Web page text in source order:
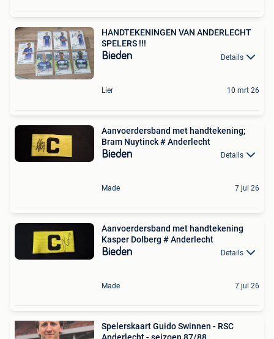
HANDTEKENINGEN VAN ANDERLECHT
SPELERS !!!
Bieden Details
Lier 10 mrt 26
Aanvoerdersband met handtekening;
Bram Nuytinck # Anderlecht
Bieden Details
Made 7 jul 26
Aanvoerdersband met handtekening
Kasper Dolberg # Anderlecht
Bieden Details
Made 7 jul 26
Spelerskaart Guido Swinnen - RSC